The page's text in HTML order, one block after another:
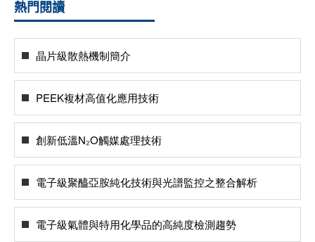
熱門閱讀
晶片級散熱機制簡介
PEEK複材高值化應用技術
創新低溫N₂O觸媒處理技術
電子級聚醯亞胺純化技術與光譜監控之整合解析
電子級氣體與特用化學品的高純度檢測趨勢